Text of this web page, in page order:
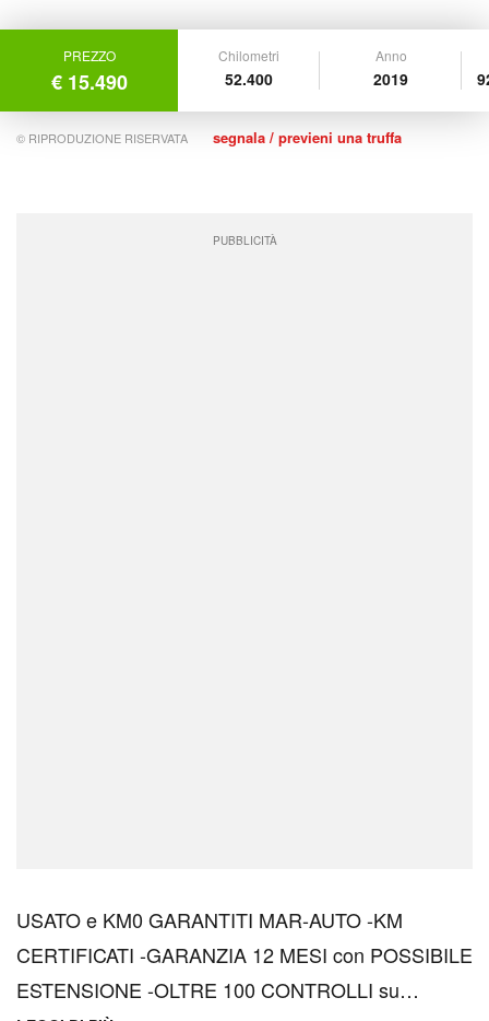
PREZZO
€ 15.490
Chilometri
52.400
Anno
2019
© RIPRODUZIONE RISERVATA segnala / previeni una truffa
PUBBLICITÀ
USATO e KM0 GARANTITI MAR-AUTO -KM
CERTIFICATI -GARANZIA 12 MESI con POSSIBILE
ESTENSIONE -OLTRE 100 CONTROLLI su